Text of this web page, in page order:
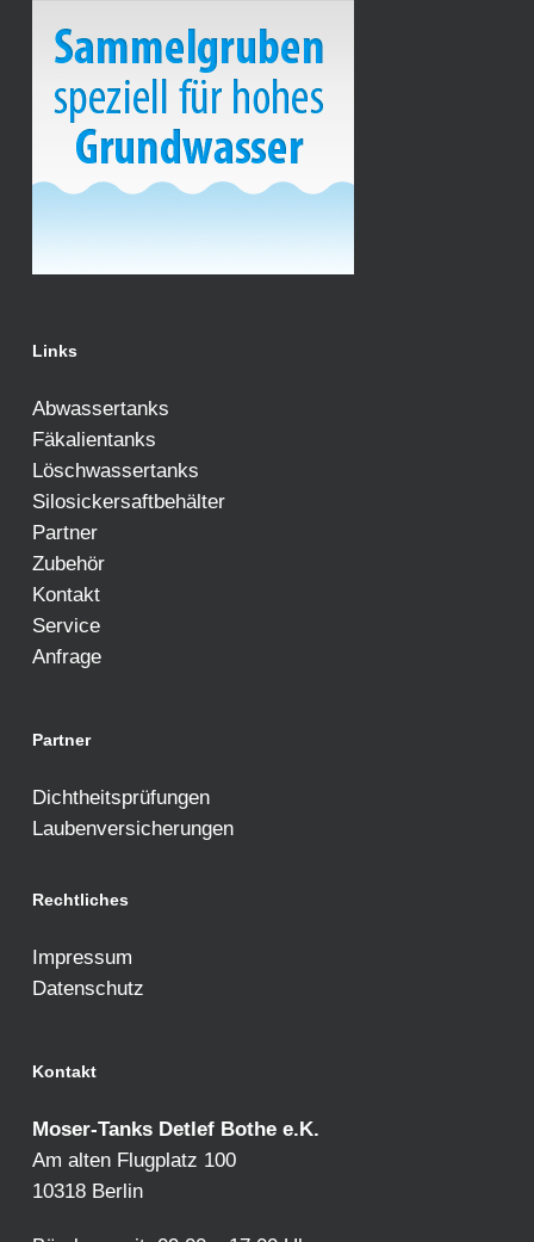
Links
Abwassertanks
Fäkalientanks
Löschwassertanks
Silosickersaftbehälter
Partner
Zubehör
Kontakt
Service
Anfrage
Partner
Dichtheitsprüfungen
Laubenversicherungen
Rechtliches
Impressum
Datenschutz
Kontakt
Moser-Tanks Detlef Bothe e.K.
Am alten Flugplatz 100
10318 Berlin